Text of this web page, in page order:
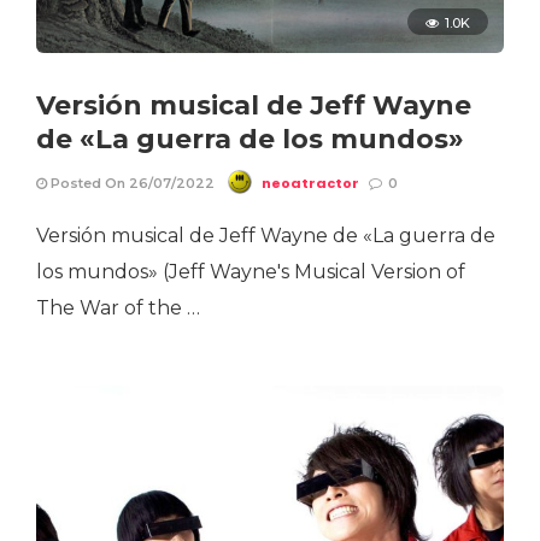
1.0K
Versión musical de Jeff Wayne
de «La guerra de los mundos»
Posted On 26/07/2022 neoatractor 0
Versión musical de Jeff Wayne de «La guerra de
los mundos» (Jeff Wayne's Musical Version of
The War of the …